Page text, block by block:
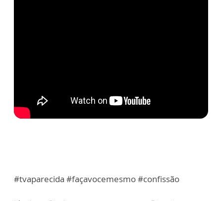
#tvaparecida #façavocemesmo #confissão